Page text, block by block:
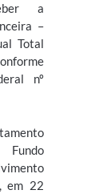
a
–
Total
nº
em 22